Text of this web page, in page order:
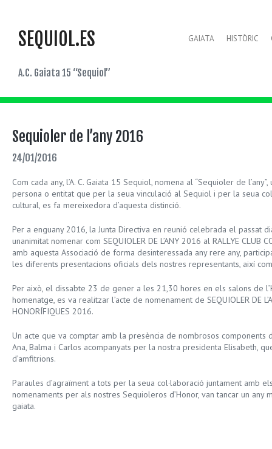
SEQUIOL.ES
A.C. Gaiata 15 “Sequiol”
GAIATA HISTÒRIC
Sequioler de l’any 2016
24/01/2016
Com cada any, l’A. C. Gaiata 15 Sequiol, nomena al “Sequioler de
persona o entitat que per la seua vinculació al Sequiol i per la seua
cultural, es fa mereixedora d’aquesta distinció.
Per a enguany 2016, la Junta Directiva en reunió celebrada el passat
unanimitat nomenar com SEQUIOLER DE L’ANY 2016 al RALLYE CLUB
amb aquesta Associació de forma desinteressada any rere any,
les diferents presentacions oficials dels nostres representants, així
Per això, el dissabte 23 de gener a les 21,30 hores en els salons de
homenatge, es va realitzar l’acte de nomenament de SEQUIOLER DE
HONORÍFIQUES 2016.
Un acte que va comptar amb la presència de nombrosos components
Ana, Balma i Carlos acompanyats per la nostra presidenta Elisabeth,
d’amfitrions.
Paraules d’agraïment a tots per la seua col·laboració juntament amb
nomenaments per als nostres Sequioleros d’Honor, van tancar un any
gaiata.